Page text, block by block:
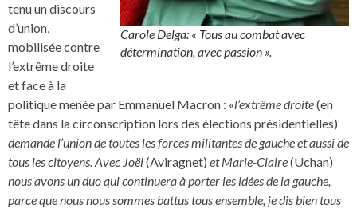
Carole Delga: « Tous au combat avec
détermination, avec passion ».
tenu un discours
d’union,
mobilisée contre
l’extrême droite
et face à la
politique menée par Emmanuel Macron : «l’extrême droite(en
tête dans la circonscription lors des élections présidentielles)
demande l’union de toutes les forces militantes de gauche et aussi de
tous les citoyens. Avec Joël(Aviragnet) et Marie-Claire(Uchan)
nous avons un duo qui continuera à porter les idées de la gauche,
parce que nous nous sommes battus tous ensemble, je dis bien tous